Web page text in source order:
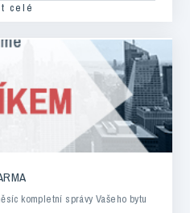
celé
kompletní správy Vašeho bytu